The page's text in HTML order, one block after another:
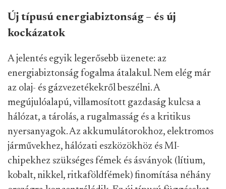
Új típusú energiabiztonság – és új
kockázatok
A jelentés egyik legerősebb üzenete: az
energiabiztonság fogalma átalakul. Nem elég már
az olaj- és gázvezetékekről beszélni. A
megújulóalapú, villamosított gazdaság kulcsa a
hálózat, a tárolás, a rugalmasság és a kritikus
nyersanyagok. Az akkumulátorokhoz, elektromos
járművekhez, hálózati eszközökhöz és MI-
chipekhez szükséges fémek és ásványok (lítium,
kobalt, nikkel, ritkaföldfémek) finomítása néhány